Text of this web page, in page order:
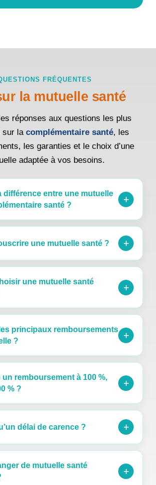
FRÉQUENTES
la mutuelle santé
réponses aux questions les plus
sur la complémentaire santé, les
les garanties et le choix d’une
adaptée à vos besoins.
différence entre une mutuelle
santé ?
+
une mutuelle santé ? +
une mutuelle santé
+
principaux remboursements
?
+
remboursement à 100 %,
% ?
+
délai de carence ? +
de mutuelle santé
+